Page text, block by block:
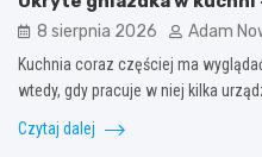
8 sierpnia 2026 Adam
Kuchnia coraz częściej ma
wtedy, gdy pracuje w niej kilka
Czytaj dalej